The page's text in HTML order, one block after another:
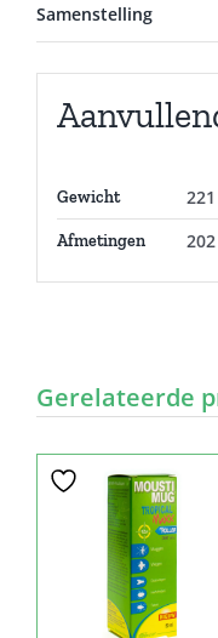
Samenstelling
Gewicht
Afmetingen
Gerelateerde